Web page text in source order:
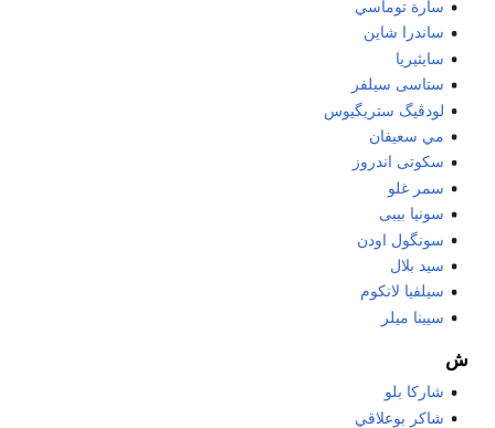
سارة توماسي
ساندرا شاين
سايثيريا
ستاسى سيلفر
لودڤيگ ستريگيوس
مي سعيفان
سكوتى اندروز
سمر غلو
سونيا بيبى
سونگول اودن
سيد بلال
سيلفيا لانكوم
سيينا ميلر
ش
شاركا بلو
شاكر بوعلاقي